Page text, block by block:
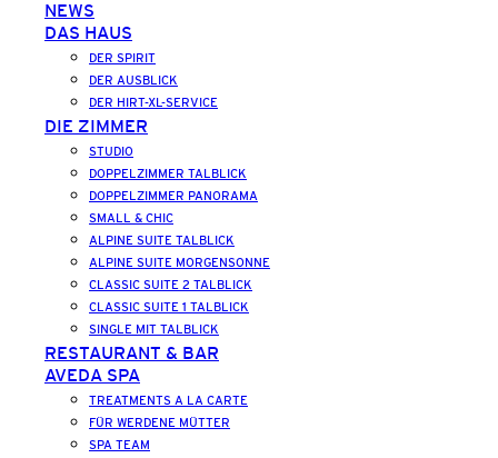
NEWS
DAS HAUS
DER SPIRIT
DER AUSBLICK
DER HIRT-XL-SERVICE
DIE ZIMMER
STUDIO
DOPPELZIMMER TALBLICK
DOPPELZIMMER PANORAMA
SMALL & CHIC
ALPINE SUITE TALBLICK
ALPINE SUITE MORGENSONNE
CLASSIC SUITE 2 TALBLICK
CLASSIC SUITE 1 TALBLICK
SINGLE MIT TALBLICK
RESTAURANT & BAR
AVEDA SPA
TREATMENTS A LA CARTE
FÜR WERDENE MÜTTER
SPA TEAM